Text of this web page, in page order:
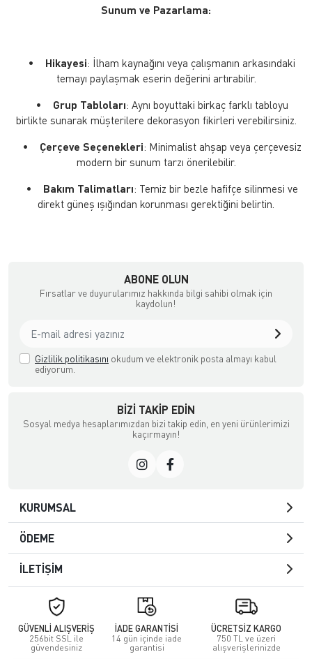
Sunum ve Pazarlama:
• Hikayesi: İlham kaynağını veya çalışmanın arkasındaki
temayı paylaşmak eserin değerini artırabilir.
• Grup Tabloları: Aynı boyuttaki birkaç farklı tabloyu
birlikte sunarak müşterilere dekorasyon fikirleri verebilirsiniz.
• Çerçeve Seçenekleri: Minimalist ahşap veya çerçevesiz
modern bir sunum tarzı önerilebilir.
• Bakım Talimatları: Temiz bir bezle hafifçe silinmesi ve
direkt güneş ışığından korunması gerektiğini belirtin.
ABONE OLUN
Fırsatlar ve duyurularımız hakkında bilgi sahibi olmak için
kaydolun!
Gizlilik politikasını okudum ve elektronik posta almayı kabul
ediyorum.
BIZI TAKIP EDIN
Sosyal medya hesaplarımızdan bizi takip edin, en yeni ürünlerimizi
kaçırmayın!
KURUMSAL
ÖDEME
İLETİŞİM
GÜVENLİ ALIŞVERİŞ
256bit SSL ile
güvendesiniz
İADE GARANTİSİ
14 gün içinde iade
garantisi
ÜCRETSİZ KARGO
750 TL ve üzeri
alışverişlerinizde